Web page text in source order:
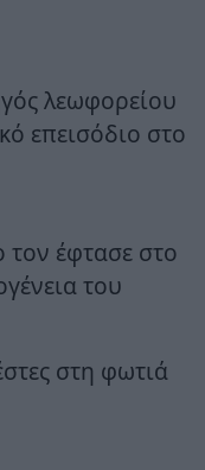
λεωφορείου
επεισόδιο στο
έφτασε στο
του
στη φωτιά